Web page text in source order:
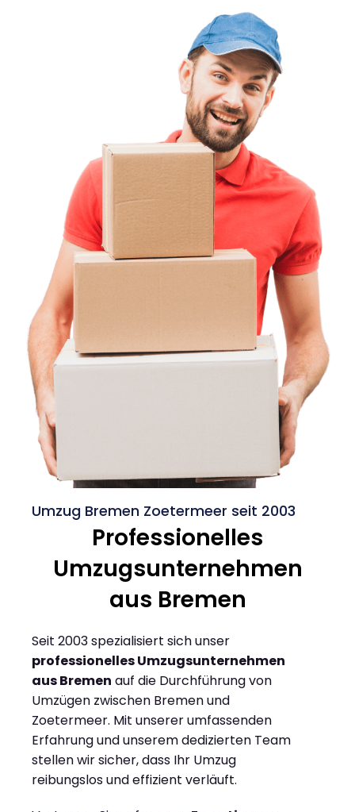
Umzug Bremen Zoetermeer seit 2003
Professionelles
Umzugsunternehmen
aus Bremen
Seit 2003 spezialisiert sich unser
professionelles Umzugsunternehmen
aus Bremen auf die Durchführung von
Umzügen zwischen Bremen und
Zoetermeer. Mit unserer umfassenden
Erfahrung und unserem dedizierten Team
stellen wir sicher, dass Ihr Umzug
reibungslos und effizient verläuft.